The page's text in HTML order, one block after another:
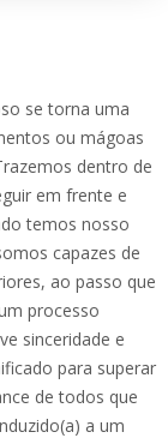
se torna uma
ou mágoas
dentro de
em frente e
temos nosso
capazes de
ao passo que
processo
sinceridade e
para superar
de todos que
a um